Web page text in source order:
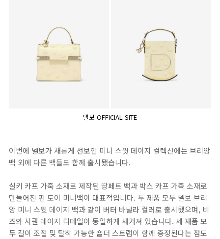
델보 OFFICIAL SITE
이번에 델보가 새롭게 선보인 미니 스윗 데이지 컬렉션에는 브리앙
백 외에 다른 백들도 함께 출시됐습니다.
실키 카프 가죽 소재로 제작된 땅페트 백과 박스 카프 가죽 소재로
만들어진 핀 토이 미니백이 대표적입니다. 두 제품 모두 델보 브리
앙 미니 스윗 데이지 백과 같이 버터 바닐라 컬러로 출시됐으며, 비
즈와 시퀀 데이지 디테일이 동일하게 새겨져 있습니다. 세 재품 모
두 길이 조절 및 탈착 가능한 숄더 스트랩이 함께 증정된다는 점도